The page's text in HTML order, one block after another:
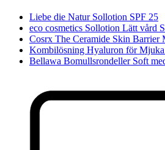
Liebe die Natur Sollotion SPF 25
eco cosmetics Sollotion Lätt vård
Cosrx The Ceramide Skin Barrier
Kombilösning Hyaluron för
Bellawa Bomullsrondeller Soft